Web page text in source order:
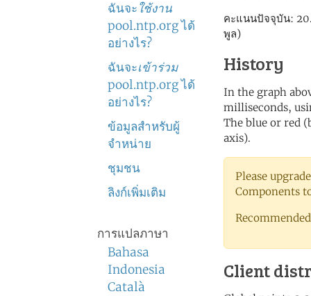
ฉันจะใช้งาน
pool.ntp.org ได้
อย่างไร?
ฉันจะเข้าร่วม
pool.ntp.org ได้
อย่างไร?
ข้อมูลสำหรับผู้
จำหน่าย
ชุมชน
ลิงก์เพิ่มเติม
การแปลภาษา
Bahasa
Indonesia
Català
คะแนนปัจจุบัน:
พูล)
History
In the graph
milliseconds,
The blue or red
axis).
Please
Components
Client